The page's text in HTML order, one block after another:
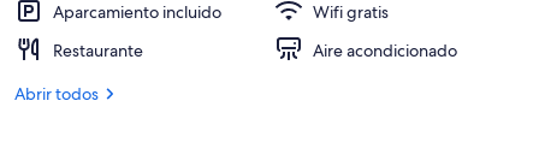
Aparcamiento incluido
Wifi gratis
Restaurante
Aire acondicionado
Abrir todos